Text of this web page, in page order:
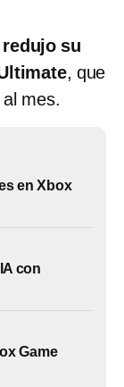
redujo su
, que
mes.
en Xbox
con
Game